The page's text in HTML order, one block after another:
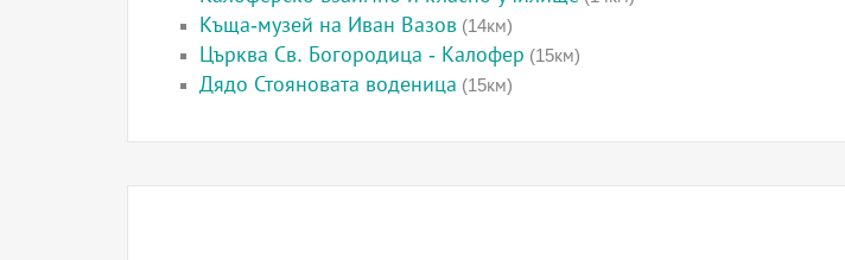
Къща-музей на Иван Вазов (14км)
Църква Св. Богородица - Калофер (15км)
Дядо Стояновата воденица (15км)